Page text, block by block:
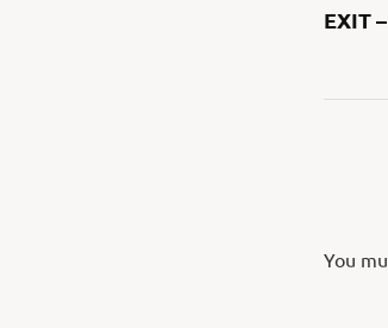
EXIT
You